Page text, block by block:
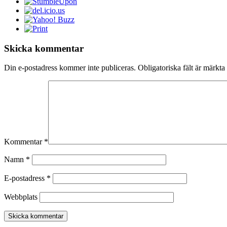
Skicka kommentar
Din e-postadress kommer inte publiceras. Obligatoriska fält är märkta
Kommentar *
Namn *
E-postadress *
Webbplats